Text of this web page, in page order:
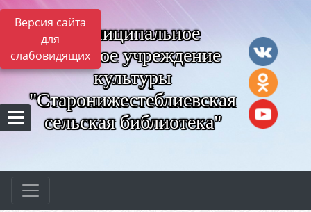
Версия сайта
для
слабовидящих
Муниципальное
казённое учреждение
культуры
"Старонижестеблиевская
сельская библиотека"